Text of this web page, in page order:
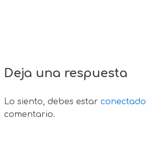
Deja una respuesta
Lo siento, debes estar conectado
comentario.